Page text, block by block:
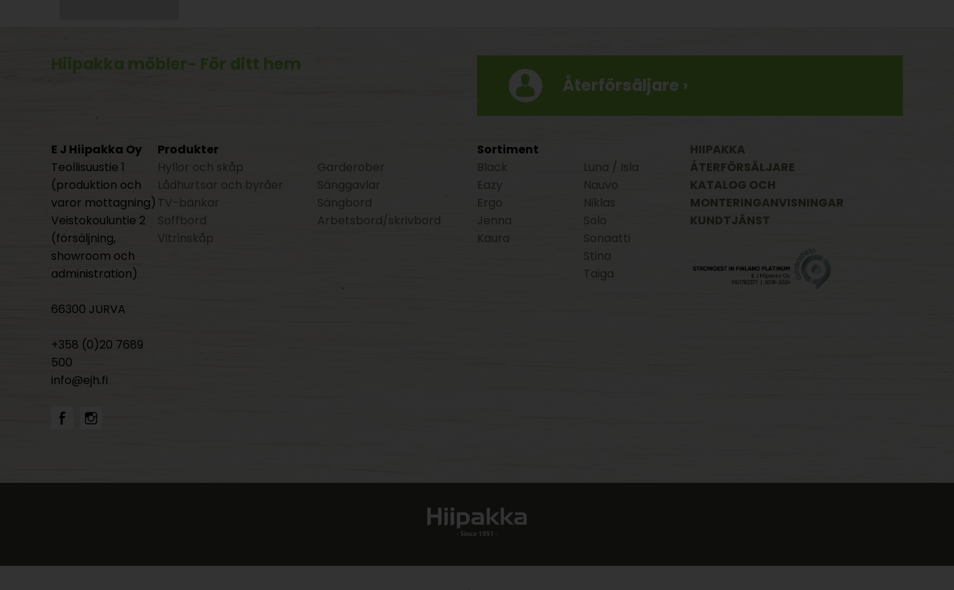
Hiipakka möbler- För ditt hem
Återförsäljare ›
E J Hiipakka Oy
Teollisuustie 1
(produktion och
varor mottagning)
Veistokouluntie 2
(försäljning,
showroom och
administration)
66300 JURVA
+358 (0)20 7689
500
info@ejh.fi
Produkter
Hyllor och skåp
Lådhurtsar och byråer
TV-bänkar
Soffbord
Vitrinskåp
Garderober
Sänggavlar
Sängbord
Arbetsbord/skrivbord
Sortiment
Black
Eazy
Ergo
Jenna
Kaura
Luna / Isla
Nauvo
Niklas
Solo
Sonaatti
Stina
Taiga
HIIPAKKA
ÅTERFÖRSÄLJARE
KATALOG OCH
MONTERINGANVISNINGAR
KUNDTJÄNST